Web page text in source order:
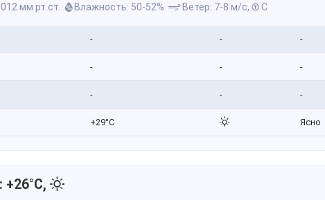
мм рт.ст. Влажность: 50-52% Ветер: 7-8 м/с, С
- - -
- - -
- - -
+29°C Ясно